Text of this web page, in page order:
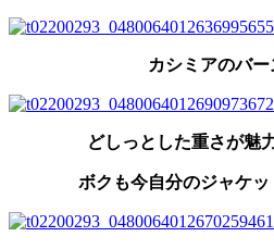
カシミアのバ
どしっとした重さが魅
ボクも今自分のジャケッ